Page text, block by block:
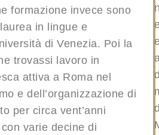
formazione invece sono
in lingue e
di Venezia. Poi la
trovassi lavoro in
attiva a Roma nel
e dell’organizzazione di
per circa vent’anni
varie decine di